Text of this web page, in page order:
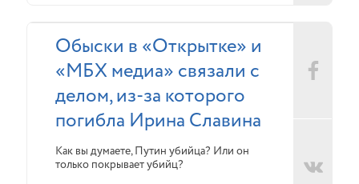
Обыски в «Открытке» и
«МБХ медиа» связали с
делом, из-за которого
погибла Ирина Славина
Как вы думаете, Путин убийца? Или он
только покрывает убийц?